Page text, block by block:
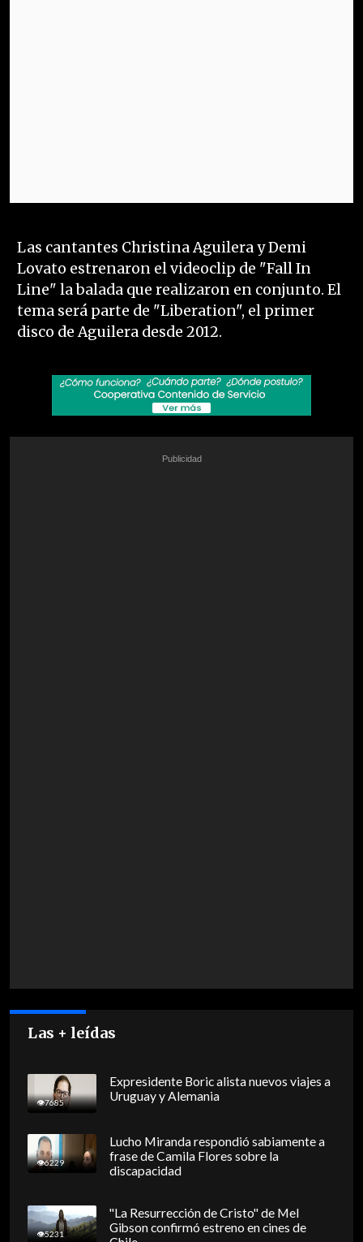
Las cantantes Christina Aguilera y Demi
Lovato estrenaron el videoclip de "Fall In
Line" la balada que realizaron en conjunto. El
tema será parte de "Liberation", el primer
disco de Aguilera desde 2012.
Las + leídas
7685
Expresidente Boric alista nuevos viajes a
Uruguay y Alemania
6229
Lucho Miranda respondió sabiamente a
frase de Camila Flores sobre la
discapacidad
5231
"La Resurrección de Cristo" de Mel
Gibson confirmó estreno en cines de